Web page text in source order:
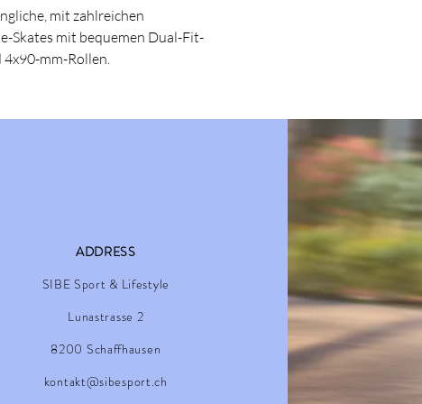
mit zahlreichen
Skates mit bequemen Dual-Fit-
mm-Rollen.
ADDRESS
SIBE Sport & Lifestyle
Lunastrasse 2
8200 Schaffhausen
kontakt@sibesport.ch